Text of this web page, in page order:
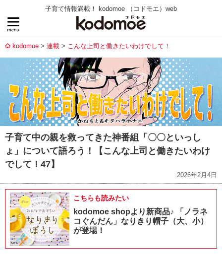
子育て情報満載！ kodomoe （コドモエ）web
kodomoe 連載 こんな上司と働きたいわけでして！
子育て中の親を救ってきた神番組「〇〇といっし
ょ」について語ろう！【こんな上司と働きたいわけ
でして！47】
2026年2月4日
こちらも読みたい
kodomoe shopより新商品♪ 「ノラネ
コぐんだん」なりきり帽子（大、小）
が登場！